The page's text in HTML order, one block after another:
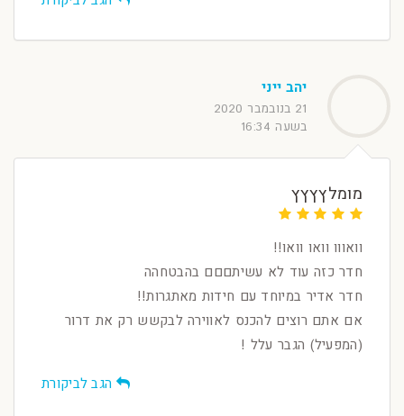
יהב ייני
21 בנובמבר 2020
בשעה 16:34
מומלץץץץ
וואווו וואו וואו!!
חדר כזה עוד לא עשיתםםם בהבטחהה
חדר אדיר במיוחד עם חידות מאתגרות!!
אם אתם רוצים להכנס לאווירה לבקשש רק את דרור
(המפעיל) הגבר עלל !
הגב לביקורת